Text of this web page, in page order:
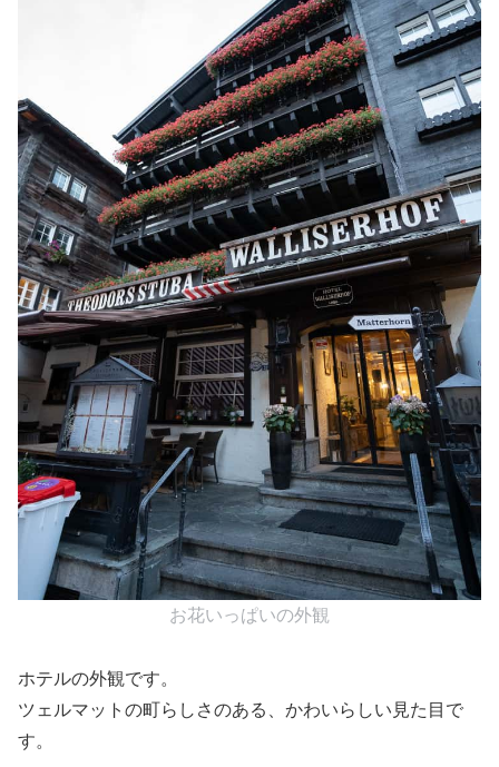
お花いっぱいの外観
ホテルの外観です。
ツェルマットの町らしさのある、かわいらしい見た目で
す。